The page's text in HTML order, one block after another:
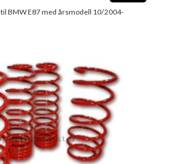
BMW E87 med årsmodell 10/2004-